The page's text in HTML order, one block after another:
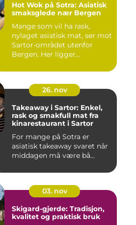
Hot Wok på Sotra: Asiatisk
smaksglede nær Bergen
Mange som vil ha rask,
nylaget asiatisk mat, ser mot
Sartor-området utenfor
Bergen. Her ligger...
26. nov
Takeaway i Sartor: Enkel,
rask og smakfull mat fra
kinarestaurant i Sartor
For mange på Sotra er
asiatisk takeaway svaret når
middagen må være bå...
03. nov
Skigard-gjerde: Tradisjon,
kvalitet og praktisk bruk